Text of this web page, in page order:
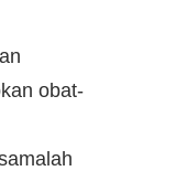
obat-